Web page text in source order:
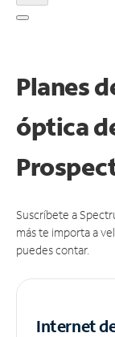
Planes
óptica
Suscríbete a
más te importa a
puedes contar.
Internet